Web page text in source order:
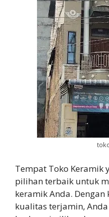
Tempat Toko Keramik
pilihan terbaik untuk
keramik Anda.
kualitas terjamin,